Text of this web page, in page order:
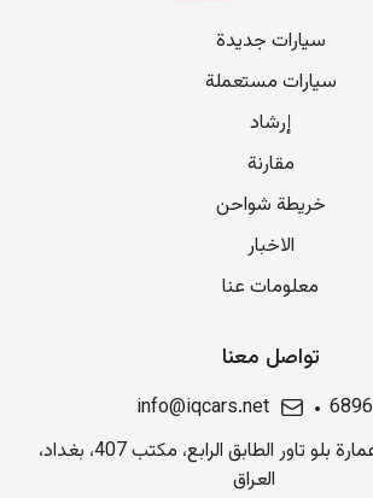
سيارات جديدة
سيارات مستعملة
إرشاد
مقارنة
خريطة شواحن
الاخبار
معلومات عنا
تواصل معنا
6896
info@iqcars.net
شارع الرواد، عمارة بلو تاور الطابق الرابع، مكتب 407، بغداد،
العراق